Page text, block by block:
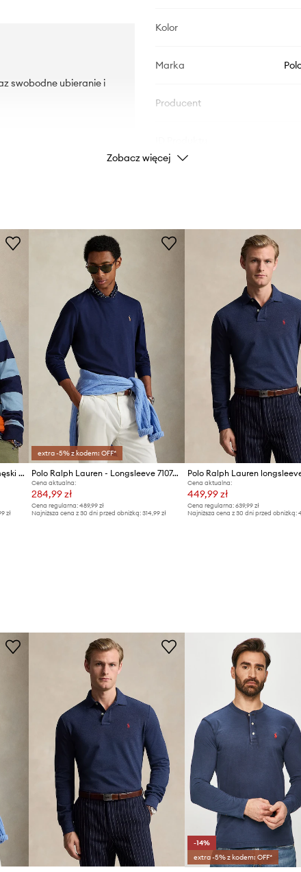
swobodne ubieranie i
Kolor
Marka
Producent
Zobacz więcej
Polo Ralph Lauren longsleeve męski bawełniany
zł
extra -5% z kodem: OFF*
Polo Ralph Lauren - Longsleeve 710760121003
Cena aktualna:
284,99 zł
Cena regularna: 489,99 zł
Najniższa cena z 30 dni przed obniżką: 314,99 zł
Cena aktualna:
449,99 zł
Cena regularna: 639,99 zł
Najniższa cena z 30 dni przed obniżką:
-14%
extra -5% z kodem: OFF*